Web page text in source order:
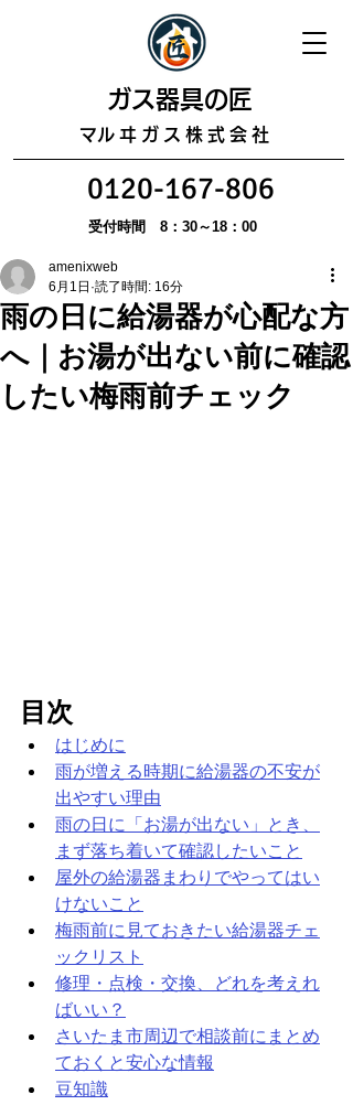
​ガス器具の匠
​マルヰガス株式会社
0120-167-806
受付時間 8：30～18：00
雨の日に給湯器が心配な方
へ｜お湯が出ない前に確認
したい梅雨前チェック
amenixweb
6月1日 読了時間: 16分
目次
はじめに
雨が増える時期に給湯器の不安が
出やすい理由
雨の日に「お湯が出ない」とき、
まず落ち着いて確認したいこと
屋外の給湯器まわりでやってはい
けないこと
梅雨前に見ておきたい給湯器チェ
ックリスト
修理・点検・交換、どれを考えれ
ばいい？
さいたま市周辺で相談前にまとめ
ておくと安心な情報
豆知識